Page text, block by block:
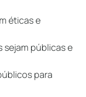
éticas e
sejam públicas e
para